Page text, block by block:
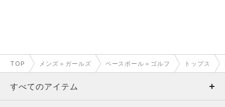
TOP メンズ＋ガールズ ベースボール＋ゴルフ トップス
すべてのアイテム